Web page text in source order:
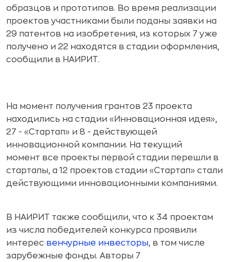
образцов и прототипов. Во время реализации
проектов участниками были поданы заявки на
29 патентов на изобретения, из которых 7 уже
получено и 22 находятся в стадии оформления,
сообщили в НАИРИТ.
На момент получения грантов 23 проекта
находились на стадии «Инновационная идея»,
27 - «Стартап» и 8 - действующей
инновационной компании. На текущий
момент все проекты первой стадии перешли в
стартапы, а 12 проектов стадии «Стартап» стали
действующими инновационными компаниями.
В НАИРИТ также сообщили, что к 34 проектам
из числа победителей конкурса проявили
интерес венчурные инвесторы, в том числе
зарубежные фонды. Авторы 7